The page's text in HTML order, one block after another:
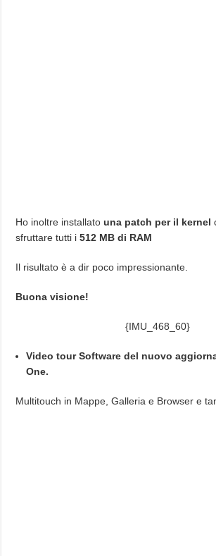
Ho inoltre installato una patch per il kernel
sfruttare tutti i512 MB di RAM
Il risultato è a dir poco impressionante.
Buona visione!
{IMU_468_60}
Video tour Software del nuovo
One.
Multitouch in Mappe, Galleria e Browser e